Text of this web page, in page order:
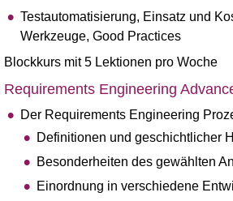
Testautomatisierung, Einsatz und
Werkzeuge, Good Practices
Blockkurs mit 5 Lektionen pro Woche
Requirements Engineering
Der Requirements Engineering
Definitionen und geschichtlicher
Besonderheiten des gewählten
Einordnung in verschiedene